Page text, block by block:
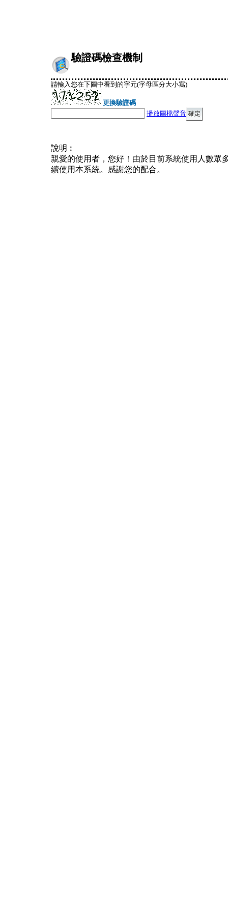
驗證碼檢查機制
請輸入您在下圖中看到的字元(字母區分大小寫)
更換驗證碼
播放圖檔聲音
說明︰
親愛的使用者，您好！由於目前系統使用人數眾
續使用本系統。感謝您的配合。